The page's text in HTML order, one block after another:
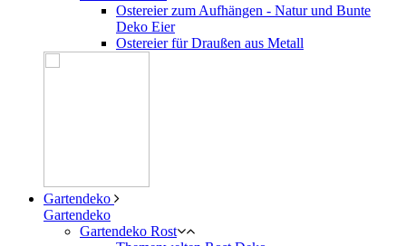
Ostereier zum Aufhängen - Natur und Bunte
Deko Eier
Ostereier für Draußen aus Metall
Gartendeko
Gartendeko
Gartendeko Rost